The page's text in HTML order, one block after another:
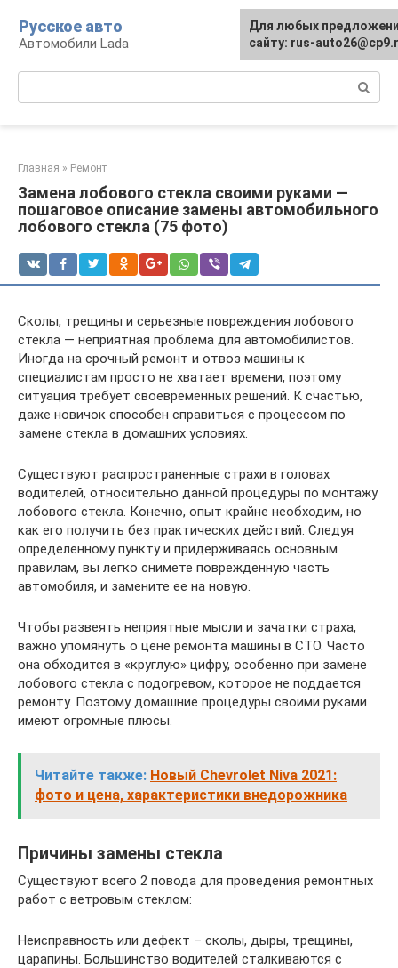
контенту
Русское авто
Автомобили Lada
Главная » Ремонт
Замена лобового стекла своими руками —
пошаговое описание замены автомобильного
лобового стекла (75 фото)
Сколы, трещины и серьезные повреждения лобового
стекла — неприятная проблема для автомобилистов.
Иногда на срочный ремонт и отвоз машины к
специалистам просто не хватает времени, поэтому
ситуация требует своевременных решений. К счастью,
даже новичок способен справиться с процессом по
замене стекла в домашних условиях.
Существуют распространенные страхи в головах
водителей, относительно данной процедуры по монтажу
лобового стекла. Конечно, опыт крайне необходим, но
как его получить без практических действий. Следуя
определенному пункту и придерживаясь основным
правилам, вы легко снимете поврежденную часть
автомобиля, и замените ее на новую.
Чтобы развеять неприятные мысли и зачатки страха,
важно упомянуть о цене ремонта машины в СТО. Часто
она обходится в «круглую» цифру, особенно при замене
лобового стекла с подогревом, которое не поддается
ремонту. Поэтому домашние процедуры своими руками
имеют огромные плюсы.
Читайте также: Новый Chevrolet Niva 2021:
фото и цена, характеристики внедорожника
Причины замены стекла
Существуют всего 2 повода для проведения ремонтных
работ с ветровым стеклом:
Неисправность или дефект – сколы, дыры, трещины,
царапины. Большинство водителей сталкиваются с
Для любых
сайту: rus-